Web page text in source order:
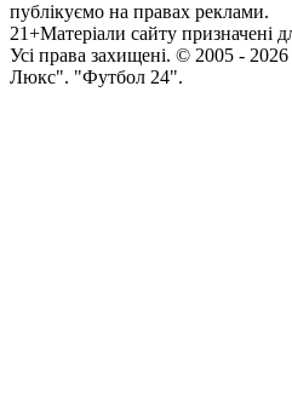
публікуємо на правах реклами.
21+Матеріали сайту призначені
Усi права захищенi. © 2005 - 2026
Люкс". "Футбол 24".